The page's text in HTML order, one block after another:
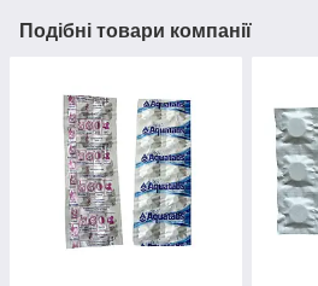
Подібні товари компанії